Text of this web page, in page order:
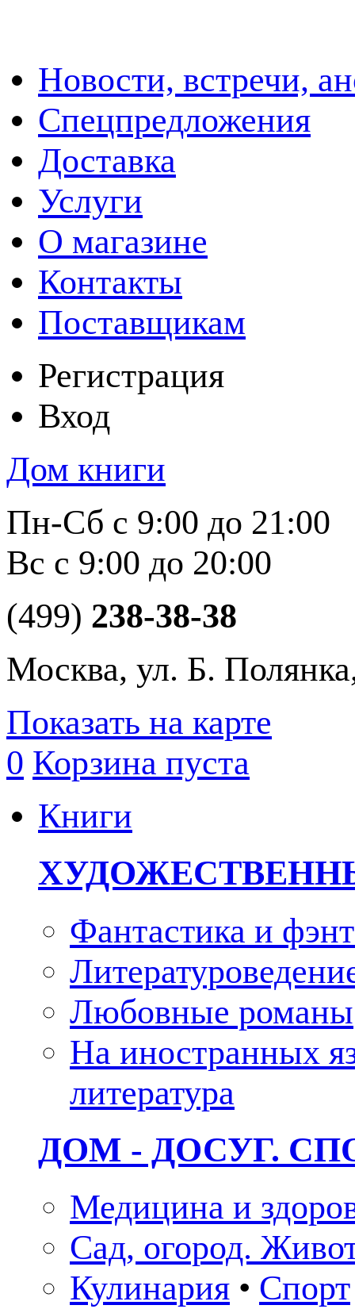
Новости, встречи,
Спецпредложения
Доставка
Услуги
О магазине
Контакты
Поставщикам
Регистрация
Вход
Дом книги
Пн-Сб с 9:00 до 21:00
Вс с 9:00 до 20:00
(499) 238-38-38
Москва, ул. Б.
Показать на карте
0 Корзина пуста
Книги
Фантастика и
Любовные романы
На иностранных
литература
ДОМ - ДОСУГ.
Медицина и
Сад, огород.
Кулинария • Спорт